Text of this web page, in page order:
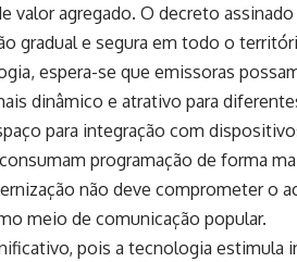
valor agregado. O decreto
gradual e segura em todo o
espera-se que emissoras
dinâmico e atrativo para
para integração com
programação de forma
não deve comprometer o
meio de comunicação popular.
pois a tecnologia estimula